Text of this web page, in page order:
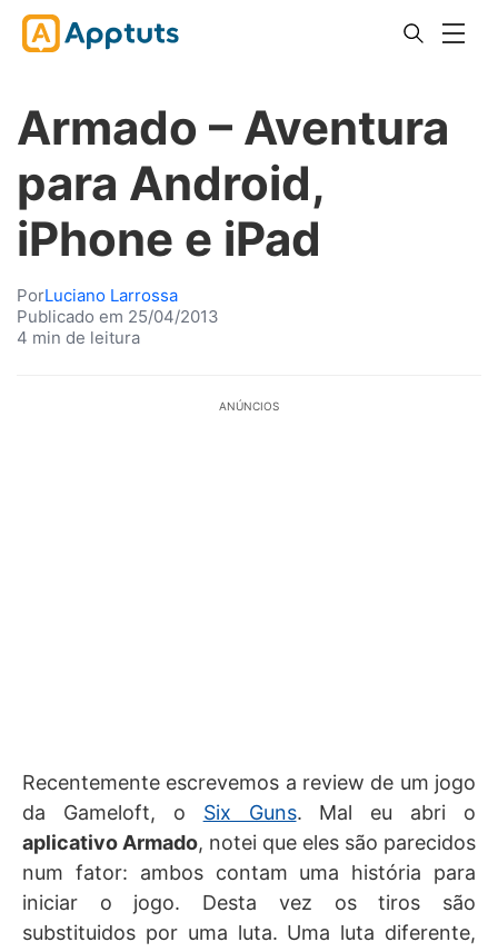
Armado – Aventura
para Android,
iPhone e iPad
PorLuciano Larrossa
Publicado em 25/04/2013
4 min de leitura
ANÚNCIOS
Recentemente escrevemos a review de um jogo
da Gameloft, o Six Guns. Mal eu abri o
aplicativo Armado, notei que eles são parecidos
num fator: ambos contam uma história para
iniciar o jogo. Desta vez os tiros são
substituidos por uma luta. Uma luta diferente,